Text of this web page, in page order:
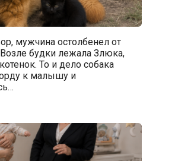
мужчина остолбенел от
будки лежала Злюка,
То и дело собака
к малышу и